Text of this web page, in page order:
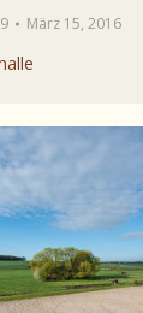
März 15, 2016